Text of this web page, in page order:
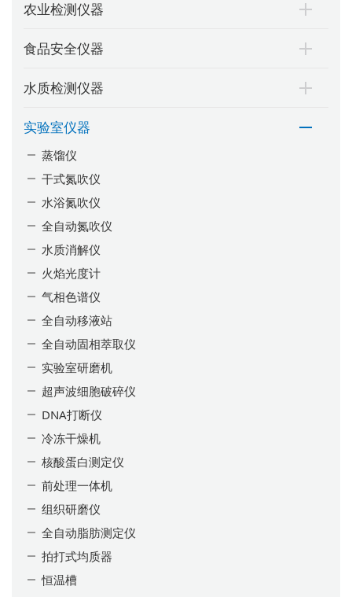
农业检测仪器
食品安全仪器
水质检测仪器
实验室仪器
蒸馏仪
干式氮吹仪
水浴氮吹仪
全自动氮吹仪
水质消解仪
火焰光度计
气相色谱仪
全自动移液站
全自动固相萃取仪
实验室研磨机
超声波细胞破碎仪
DNA打断仪
冷冻干燥机
核酸蛋白测定仪
前处理一体机
组织研磨仪
全自动脂肪测定仪
拍打式均质器
恒温槽